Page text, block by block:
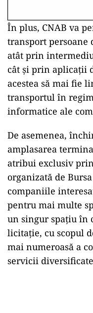
În plus, CNAB va
transport persoane
atât prin
cât și prin aplicații
acestea să mai fie
transportul în
informatice ale
De asemenea,
amplasarea
atribui exclusiv
organizată de
companiile
pentru mai multe
un singur spațiu în
licitație, cu scopul
mai numeroasă a
servicii